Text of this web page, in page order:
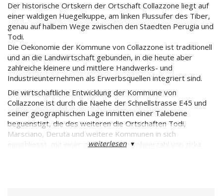
Der historische Ortskern der Ortschaft Collazzone liegt auf
einer waldigen Huegelkuppe, am linken Flussufer des Tiber,
genau auf halbem Wege zwischen den Staedten Perugia und
Todi.
Die Oekonomie der Kommune von Collazzone ist traditionell
und an die Landwirtschaft gebunden, in die heute aber
zahlreiche kleinere und mittlere Handwerks- und
Industrieunternehmen als Erwerbsquellen integriert sind.
Die wirtschaftliche Entwicklung der Kommune von
Collazzone ist durch die Naehe der Schnellstrasse E45 und
seiner geographischen Lage inmitten einer Talebene
beguenstigt, die des weiteren die Ortschaften Todi,
Marsciano, Deruta und weitere Kommunen in sich
einschliesst, mit einer gesamten Einwohnerzahl von zirka
weiterlesen▾